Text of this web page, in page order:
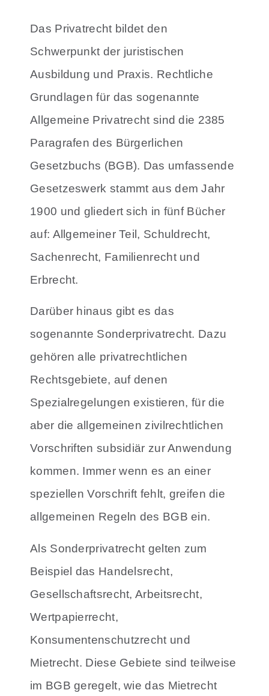
Das Privatrecht bildet den
Schwerpunkt der juristischen
Ausbildung und Praxis. Rechtliche
Grundlagen für das sogenannte
Allgemeine Privatrecht sind die 2385
Paragrafen des Bürgerlichen
Gesetzbuchs (BGB). Das umfassende
Gesetzeswerk stammt aus dem Jahr
1900 und gliedert sich in fünf Bücher
auf: Allgemeiner Teil, Schuldrecht,
Sachenrecht, Familienrecht und
Erbrecht.
Darüber hinaus gibt es das
sogenannte Sonderprivatrecht. Dazu
gehören alle privatrechtlichen
Rechtsgebiete, auf denen
Spezialregelungen existieren, für die
aber die allgemeinen zivilrechtlichen
Vorschriften subsidiär zur Anwendung
kommen. Immer wenn es an einer
speziellen Vorschrift fehlt, greifen die
allgemeinen Regeln des BGB ein.
Als Sonderprivatrecht gelten zum
Beispiel das Handelsrecht,
Gesellschaftsrecht, Arbeitsrecht,
Wertpapierrecht,
Konsumentenschutzrecht und
Mietrecht. Diese Gebiete sind teilweise
im BGB geregelt, wie das Mietrecht